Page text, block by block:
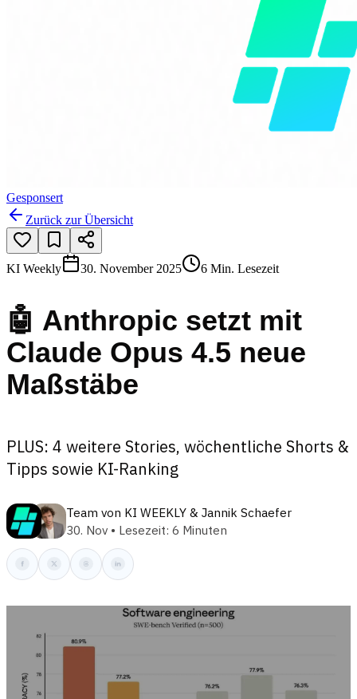
Gesponsert
Zurück zur Übersicht
KI Weekly 30. November 2025 6 Min. Lesezeit
🤖 Anthropic setzt mit
Claude Opus 4.5 neue
Maßstäbe
PLUS: 4 weitere Stories, wöchentliche Shorts &
Tipps sowie KI-Ranking
Team von KI WEEKLY &Jannik Schaefer
30. Nov • Lesezeit: 6 Minuten